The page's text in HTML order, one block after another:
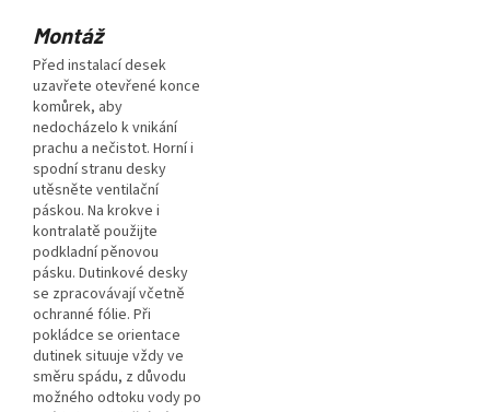
Montáž
Před instalací desek
uzavřete otevřené konce
komůrek, aby
nedocházelo k vnikání
prachu a nečistot. Horní i
spodní stranu desky
utěsněte ventilační
páskou. Na krokve i
kontralatě použijte
podkladní pěnovou
pásku. Dutinkové desky
se zpracovávají včetně
ochranné fólie. Při
pokládce se orientace
dutinek situuje vždy ve
směru spádu, z důvodu
možného odtoku vody po